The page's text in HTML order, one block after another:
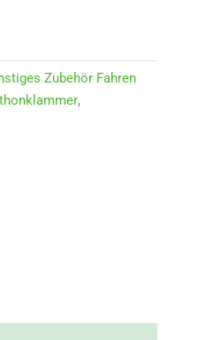
Zubehör Fahren
,